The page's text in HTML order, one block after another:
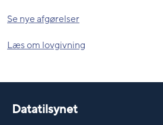
Se nye afgørelser
Læs om lovgivning
Datatilsynet